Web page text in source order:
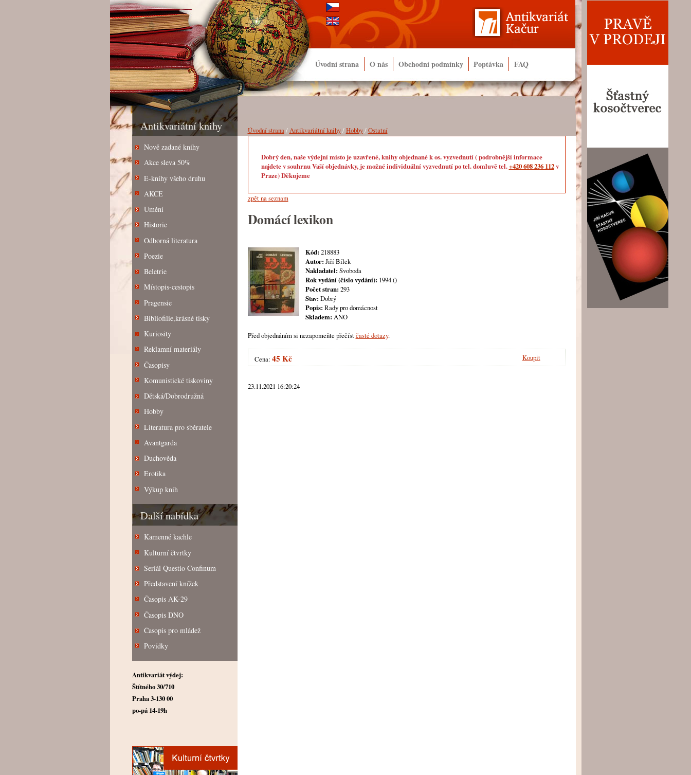
Úvodní strana O nás Obchodní podmínky Poptávka FAQ
Antikvariátní knihy
Nově zadané knihy
Akce sleva 50%
E-knihy všeho druhu
AKCE
Umění
Historie
Odborná literatura
Poezie
Beletrie
Místopis-cestopis
Pragensie
Bibliofilie,krásné tisky
Kuriosity
Reklamní materiály
Časopisy
Komunistické tiskoviny
Dětská/Dobrodružná
Hobby
Literatura pro sběratele
Avantgarda
Duchověda
Erotika
Výkup knih
Další nabídka
Kamenné kachle
Kulturní čtvrtky
Seriál Questio Confinum
Představení knížek
Časopis AK-29
Časopis DNO
Časopis pro mládež
Povídky
Antikvariát výdej:
Štítného 30/710
Praha 3-130 00
po-pá 14-19h
Úvodní strana/Antikvariátní knihy/Hobby/Ostatní
Dobrý den, naše výdejní místo je uzavřené, knihy objednané k os. vyzvednutí ( podrobnější informace
najdete v souhrnu Vaší objednávky, je možné individuální vyzvednutí po tel. domluvě tel.+420 608 236 112v
Praze) Děkujeme
zpět na seznam
Domácí lexikon
Kód: 218883
Autor: Jiří Bílek
Nakladatel: Svoboda
Rok vydání (číslo vydání): 1994 ()
Počet stran: 293
Stav: Dobrý
Popis: Rady pro domácnost
Skladem: ANO
Před objednáním si nezapomeňte přečístčasté dotazy.
Cena:45 Kč Koupit
23.11.2021 16:20:24